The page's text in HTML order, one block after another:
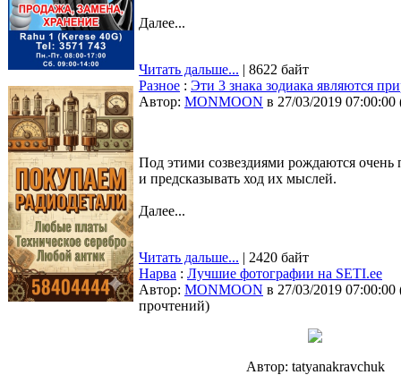
Далее...
Читать дальше... | 8622 байт
Разное : Эти 3 знака зодиака являются
Автор: MONMOON в 27/03/2019 07:00:00
Под этими созвездиями рождаются
и предсказывать ход их мыслей.
Далее...
Читать дальше... | 2420 байт
Нарва : Лучшие фотографии на SETI.ee
Автор: MONMOON в 27/03/2019 07:00:00
прочтений)
Автор: tatyanakravchuk